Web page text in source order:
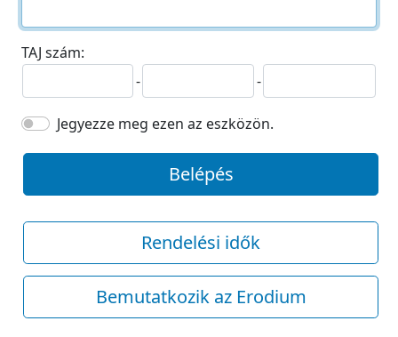
TAJ szám:
-
-
Jegyezze meg ezen az eszközön.
Belépés
Rendelési idők
Bemutatkozik az Erodium